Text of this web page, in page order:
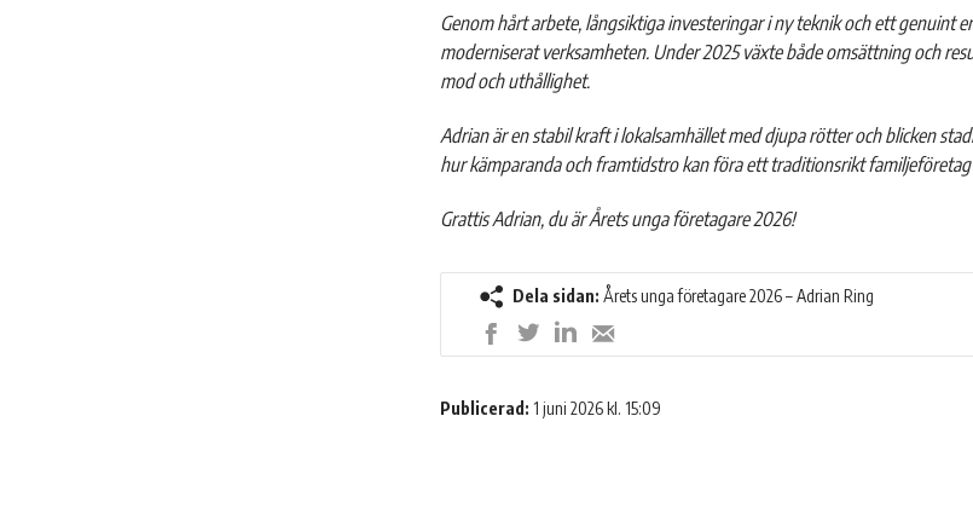
Genom hårt arbete, långsiktiga investeringar i ny teknik och ett genuint
moderniserat verksamheten. Under 2025 växte både omsättning och
mod och uthållighet.
Adrian är en stabil kraft i lokalsamhället med djupa rötter och blicken
hur kämparanda och framtidstro kan föra ett traditionsrikt
Grattis Adrian, du är Årets unga företagare 2026!
Dela sidan: Årets unga företagare 2026 – Adrian Ring
Dela
på
Dela
på
Dela
på
Dela
med
post
Publicerad: 1 juni 2026 kl. 15:09